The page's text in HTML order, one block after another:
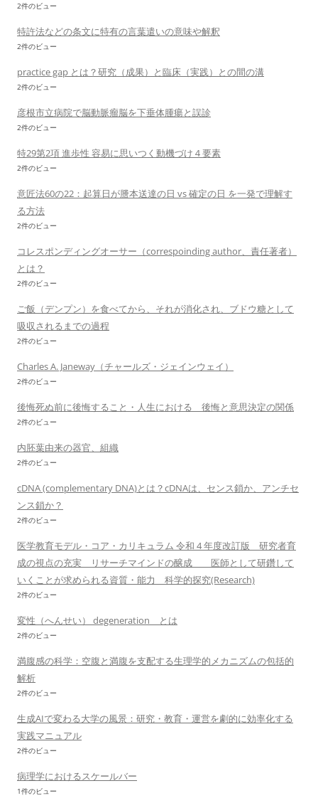
2件のビュー
特許法などの条文に特有の言葉遣いの意味や解釈
2件のビュー
practice gap とは？研究（成果）と臨床（実践）との間の溝
2件のビュー
彦根市立病院で脳動脈瘤脳を下垂体腫瘍と誤診
2件のビュー
特29第2項 進歩性 容易に思いつく動機づけ４要素
2件のビュー
意匠法60の22：起算日が謄本送達の日 vs 確定の日 を一発で理解す
る方法
2件のビュー
コレスポンディングオーサー（correspoinding author、責任著者）
とは？
2件のビュー
ご飯（デンプン）を食べてから、それが消化され、ブドウ糖として
吸収されるまでの過程
2件のビュー
Charles A. Janeway（チャールズ・ジェインウェイ）
2件のビュー
後悔死ぬ前に後悔すること・人生における 後悔と意思決定の関係
2件のビュー
内胚葉由来の器官、組織
2件のビュー
cDNA (complementary DNA)とは？cDNAは、センス鎖か、アンチセ
ンス鎖か？
2件のビュー
医学教育モデル・コア・カリキュラム 令和 4 年度改訂版 研究者育
成の視点の充実 リサーチマインドの醸成 医師として研鑽して
いくことが求められる資質・能力 科学的探究(Research)
2件のビュー
変性（へんせい） degeneration とは
2件のビュー
満腹感の科学：空腹と満腹を支配する生理学的メカニズムの包括的
解析
2件のビュー
生成AIで変わる大学の風景：研究・教育・運営を劇的に効率化する
実践マニュアル
2件のビュー
病理学におけるスケールバー
1件のビュー